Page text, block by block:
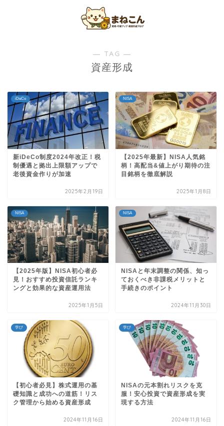
― TAG ―
資産形成
iDeCo
新iDeCo制度2024年改正！税
制優遇と拠出上限額アップで
老後資金作りが加速
2025年2月19日
NISA
【2025年最新】NISA人気銘
柄！高配当&値上がり期待の注
目銘柄を徹底解説
2025年1月8日
NISA
【2025年版】NISA初心者必
見！おすすめ投資信託ランキ
ングと効果的な資産運用法
2025年1月5日
NISA
NISAと年末調整の関係、知っ
ておくべき非課税メリットと
手続きのポイント
2024年11月30日
学び
【初心者必見】株式運用の基
礎知識と成功への道筋！リス
ク管理から始める資産形成
2024年11月16日
学び
NISAの元本割れリスクを克
服！安心投資で資産形成を実
現する方法
2024年11月16日